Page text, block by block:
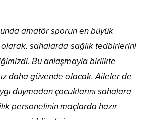
amatör sporun en büyük
sahalarda sağlık tedbirlerini
Bu anlaşmayla birlikte
daha güvende olacak. Aileler de
duymadan çocuklarını sahalara
personelinin maçlarda hazır